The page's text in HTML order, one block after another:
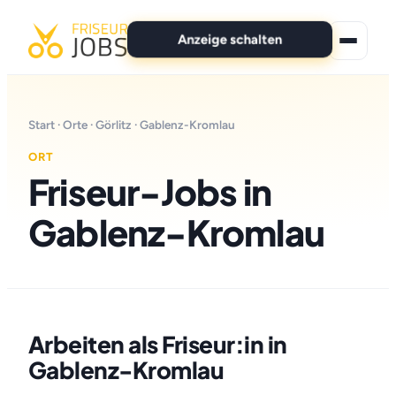
Anzeige schalten
Für Bewerber
Marken
Start ·Orte ·Görlitz · Gablenz-Kromlau
ORT
Friseur-Jobs in
Gablenz-Kromlau
Arbeiten als Friseur:in in
Gablenz-Kromlau